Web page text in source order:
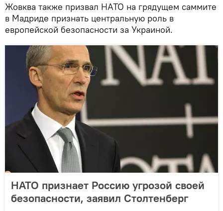
Жовква также призвал НАТО на грядущем саммите
в Мадриде признать центральную роль в
европейской безопасности за Украиной.
НАТО признает Россию угрозой своей
безопасности, заявил Столтенберг